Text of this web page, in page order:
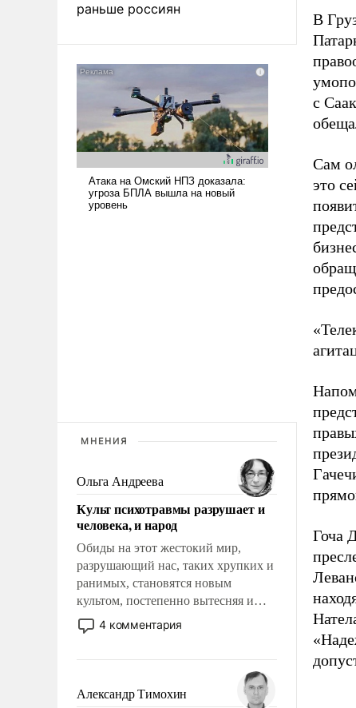
раньше россиян
МНЕНИЯ
Ольга Андреева
Культ психотравмы разрушает и
человека, и народ
Обиды на этот жестокий мир,
разрушающий нас, таких хрупких и
ранимых, становятся новым
культом, постепенно вытесняя и
отменяя традиционное требование к
человеку – быть мужественным и
на себя ответственность, помогать
слабым, идти вперед и
4 комментария
Александр Тимохин
В
с
Сам
это
Гоча